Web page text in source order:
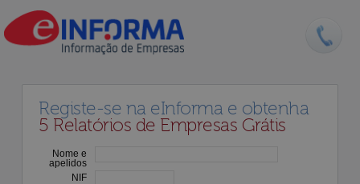
Registe-se na eInforma e obtenha
5 Relatórios de Empresas Grátis
Nome e
apelidos
NIF